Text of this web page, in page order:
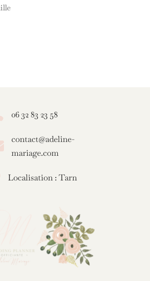
06 32 83 23 58
contact@adeline-
mariage.com
Localisation : Tarn